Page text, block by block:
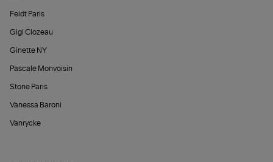
Feidt Paris
Gigi Clozeau
Ginette NY
Pascale Monvoisin
Stone Paris
Vanessa Baroni
Vanrycke